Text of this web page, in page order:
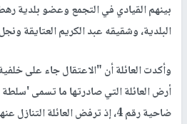
بينهم القيادي في التجمع وعضو بلدية
البلدية، وشقيقه عبد الكريم العتايقة
وأكدت العائلة أن "الاعتقال جاء على
أرض العائلة التي صادرتها ما تسمى
ضاحية رقم 4، إذ ترفض العائلة